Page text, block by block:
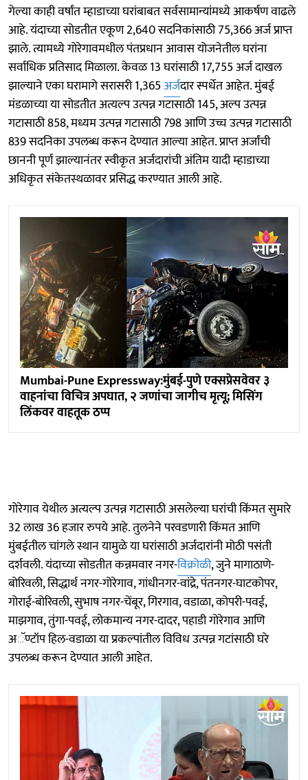
गेल्या काही वर्षांत म्हाडाच्या घरांबाबत सर्वसामान्यांमध्ये आकर्षण वाढले
आहे. यंदाच्या सोडतीत एकूण 2,640 सदनिकांसाठी 75,366 अर्ज प्राप्त
झाले. त्यामध्ये गोरेगावमधील पंतप्रधान आवास योजनेतील घरांना
सर्वाधिक प्रतिसाद मिळाला. केवळ 13 घरांसाठी 17,755 अर्ज दाखल
झाल्याने एका घरामागे सरासरी 1,365अर्जदार स्पर्धेत आहेत. मुंबई
मंडळाच्या या सोडतीत अत्यल्प उत्पन्न गटासाठी 145, अल्प उत्पन्न
गटासाठी 858, मध्यम उत्पन्न गटासाठी 798 आणि उच्च उत्पन्न गटासाठी
839 सदनिका उपलब्ध करून देण्यात आल्या आहेत. प्राप्त अर्जांची
छाननी पूर्ण झाल्यानंतर स्वीकृत अर्जदारांची अंतिम यादी म्हाडाच्या
अधिकृत संकेतस्थळावर प्रसिद्ध करण्यात आली आहे.
Mumbai-Pune Expressway:मुंबई-पुणे एक्सप्रेसवेवर ३
वाहनांचा विचित्र अपघात, २ जणांचा जागीच मृत्यू; मिसिंग
लिंकवर वाहतूक ठप्प
गोरेगाव येथील अत्यल्प उत्पन्न गटासाठी असलेल्या घरांची किंमत सुमारे
32 लाख 36 हजार रुपये आहे. तुलनेने परवडणारी किंमत आणि
मुंबईतील चांगले स्थान यामुळे या घरांसाठी अर्जदारांनी मोठी पसंती
दर्शवली. यंदाच्या सोडतीत कन्नमवार नगर-विक्रोळी, जुने मागाठाणे-
बोरिवली, सिद्धार्थ नगर-गोरेगाव, गांधीनगर-वांद्रे, पंतनगर-घाटकोपर,
गोराई-बोरिवली, सुभाष नगर-चेंबूर, गिरगाव, वडाळा, कोपरी-पवई,
माझगाव, तुंगा-पवई, लोकमान्य नगर-दादर, पहाडी गोरेगाव आणि
अॅण्टॉप हिल-वडाळा या प्रकल्पांतील विविध उत्पन्न गटांसाठी घरे
उपलब्ध करून देण्यात आली आहेत.